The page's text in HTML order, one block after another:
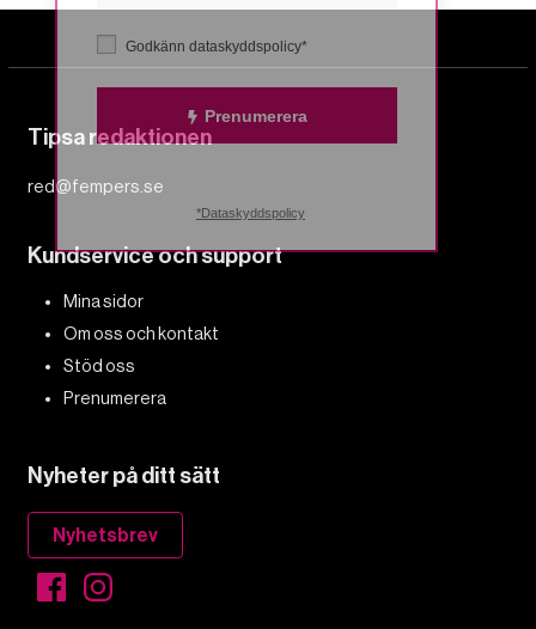
Tipsa redaktionen
red@fempers.se
Kundservice och support
Mina sidor
Om oss och kontakt
Stöd oss
Prenumerera
Nyheter på ditt sätt
Nyhetsbrev
Godkänn dataskyddspolicy*
Prenumerera
*Dataskyddspolicy